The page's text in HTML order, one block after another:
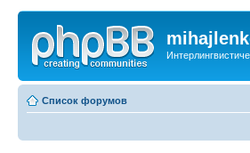
Список форумов